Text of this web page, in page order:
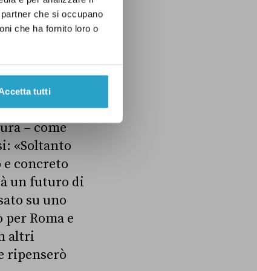
che si occupano
che ha fornito loro o
tutti
il desiderio di
prezzo più
un
– come
«Soltanto
concreto
un futuro di
su uno
Roma e
altri
ripenserò